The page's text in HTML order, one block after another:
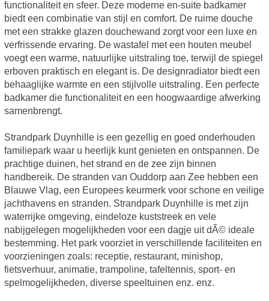
functionaliteit en sfeer. Deze moderne en-suite badkamer
biedt een combinatie van stijl en comfort. De ruime douche
met een strakke glazen douchewand zorgt voor een luxe en
verfrissende ervaring. De wastafel met een houten meubel
voegt een warme, natuurlijke uitstraling toe, terwijl de spiegel
erboven praktisch en elegant is. De designradiator biedt een
behaaglijke warmte en een stijlvolle uitstraling. Een perfecte
badkamer die functionaliteit en een hoogwaardige afwerking
samenbrengt.
Strandpark Duynhille is een gezellig en goed onderhouden
familiepark waar u heerlijk kunt genieten en ontspannen. De
prachtige duinen, het strand en de zee zijn binnen
handbereik. De stranden van Ouddorp aan Zee hebben een
Blauwe Vlag, een Europees keurmerk voor schone en veilige
jachthavens en stranden. Strandpark Duynhille is met zijn
waterrijke omgeving, eindeloze kuststreek en vele
nabijgelegen mogelijkheden voor een dagje uit dÃ© ideale
bestemming. Het park voorziet in verschillende faciliteiten en
voorzieningen zoals: receptie, restaurant, minishop,
fietsverhuur, animatie, trampoline, tafeltennis, sport- en
spelmogelijkheden, diverse speeltuinen enz. enz.